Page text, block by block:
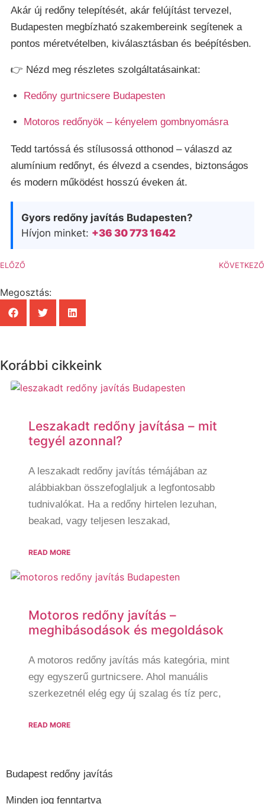
Akár új redőny telepítését, akár felújítást tervezel,
Budapesten megbízható szakembereink segítenek a
pontos méretvételben, kiválasztásban és beépítésben.
👉 Nézd meg részletes szolgáltatásainkat:
Redőny gurtnicsere Budapesten
Motoros redőnyök – kényelem gombnyomásra
Tedd tartóssá és stílusossá otthonod – válaszd az
alumínium redőnyt, és élvezd a csendes, biztonságos
és modern működést hosszú éveken át.
Gyors redőny javítás Budapesten?
Hívjon minket: +36 30 773 1642
ELŐZŐ KÖVETKEZŐ
Megosztás:
Korábbi cikkeink
Leszakadt redőny javítása – mit
tegyél azonnal?
A leszakadt redőny javítás témájában az
alábbiakban összefoglaljuk a legfontosabb
tudnivalókat. Ha a redőny hirtelen lezuhan,
beakad, vagy teljesen leszakad,
READ MORE
Motoros redőny javítás –
meghibásodások és megoldások
A motoros redőny javítás más kategória, mint
egy egyszerű gurtnicsere. Ahol manuális
szerkezetnél elég egy új szalag és tíz perc,
READ MORE
Budapest redőny javítás
Minden jog fenntartva